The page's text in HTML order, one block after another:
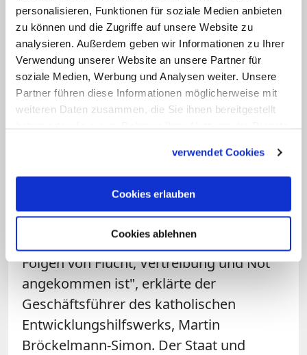
personalisieren, Funktionen für soziale Medien anbieten
zu können und die Zugriffe auf unsere Website zu
analysieren. Außerdem geben wir Informationen zu Ihrer
Verwendung unserer Website an unsere Partner für
soziale Medien, Werbung und Analysen weiter. Unsere
Partner führen diese Informationen möglicherweise mit
weiteren Daten zusammen, die Sie ihnen bereitgestellt
verwendet Cookies
Cookies erlauben
Cookies ablehnen
Themenseite: Auf der Flucht
Ob Naturkatastrophen, Armut oder Terror: Täglich
verlassen Menschen ihre Heimat, um anderswo ein
neues, ein besseres Leben zu beginnen. Die
Flüchtlinge kommen auch nach Deutschland. Das
bedeutet eine große Herausforderung für Politik,
Auch Misereor stärkte der Kanzlerin den
Rücken. Deutschland müsse begreifen,
"dass es nun in der Wirklichkeit der
Folgen von Flucht, Vertreibung und Not
angekommen ist", erklärte der
Geschäftsführer des katholischen
Entwicklungshilfswerks, Martin
Bröckelmann-Simon. Der Staat und